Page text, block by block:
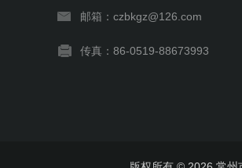
邮箱：czbkgz@126.com
传真：86-0519-88673993